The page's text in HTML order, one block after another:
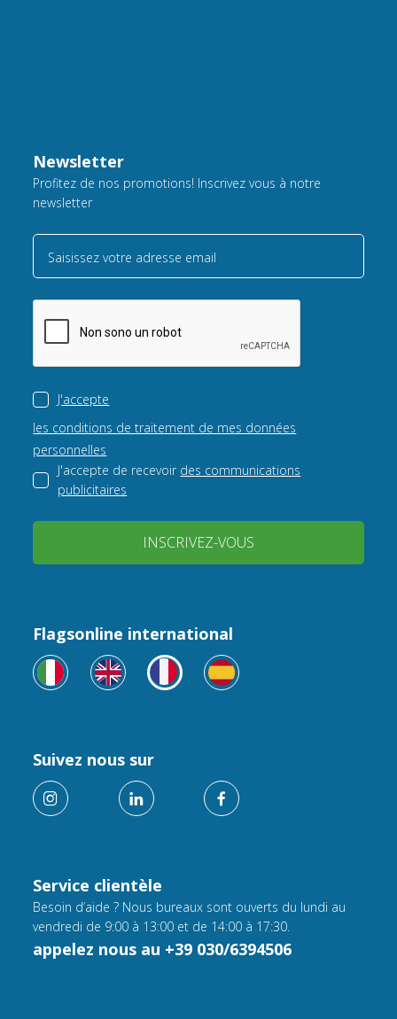
Newsletter
Profitez de nos promotions! Inscrivez vous à notre
newsletter
Saisissez votre adresse email
J'accepte
les conditions de traitement de mes données
personnelles
J'accepte de recevoir des communications
publicitaires
INSCRIVEZ-VOUS
Service clientèle
Besoin d’aide ? Nous bureaux sont ouverts du lundi au
vendredi de 9:00 à 13:00 et de 14:00 à 17:30.
appelez nous au +39 030/6394506
Flagsonline international
Suivez nous sur